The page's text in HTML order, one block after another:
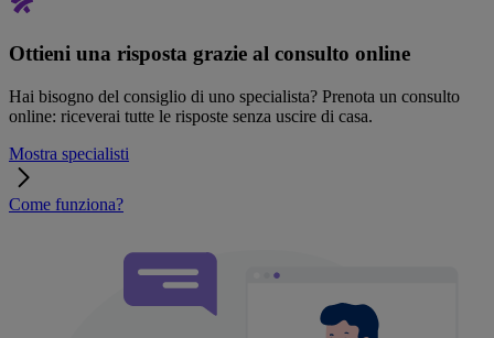
Ottieni una risposta grazie al consulto online
Hai bisogno del consiglio di uno specialista? Prenota un consulto
online: riceverai tutte le risposte senza uscire di casa.
Mostra specialisti
Come funziona?